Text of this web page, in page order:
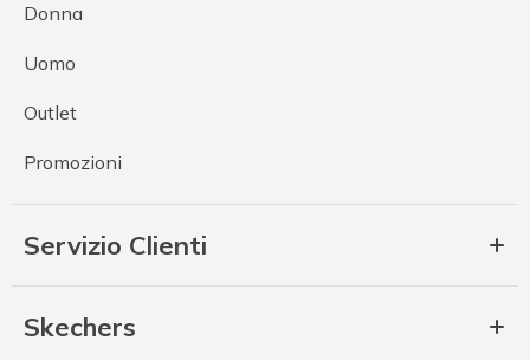
Donna
Uomo
Outlet
Promozioni
Servizio Clienti
Skechers